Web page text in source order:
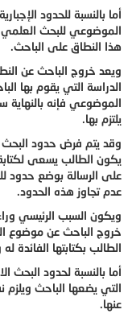
أما بالنسبة للحدود
الموضوعي للبحث العلمي
هذا النطاق على الباحث.
ويعد خروج الباحث عن
الدراسة التي يقوم بها
الموضوعي فإنه
يلتزم بها.
وقد يتم فرض حدود
يكون الطالب يسعى
على الرسالة بوضع حدود
عدم تجاوز هذه الحدود.
ويكون السبب الرئيسي
خروج الباحث عن موضوع
الطالب بكتابتها
أما بالنسبة لحدود
التي يضعها الباحث ويلزم
عنها.